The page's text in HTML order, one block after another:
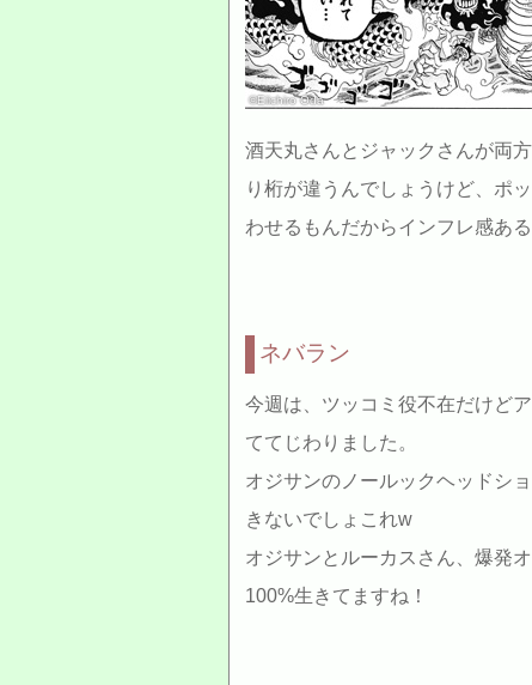
©Eiichiro Oda
酒天丸さんとジャックさんが両
り桁が違うんでしょうけど、ポ
わせるもんだからインフレ感ある
ネバラン
今週は、ツッコミ役不在だけど
ててじわりました。
オジサンのノールックヘッドシ
きないでしょこれw
オジサンとルーカスさん、爆発
100%生きてますね！